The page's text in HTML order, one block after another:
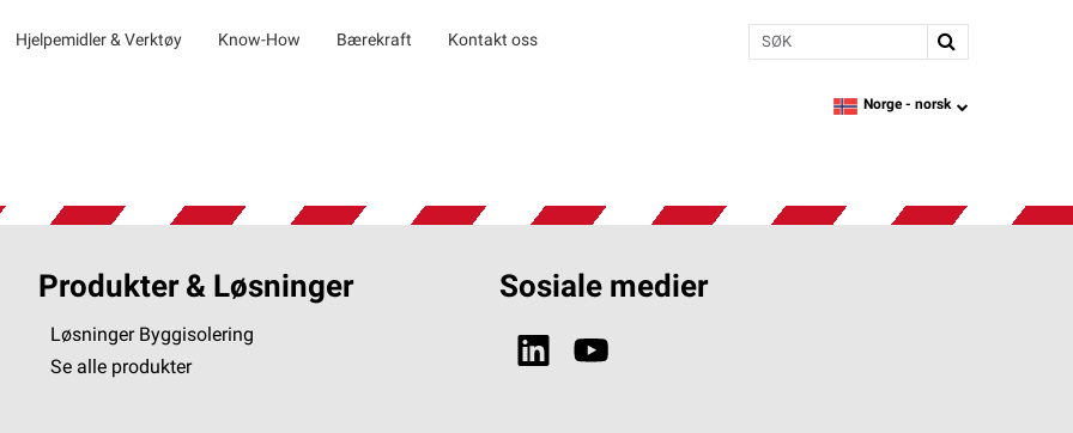
Hjelpemidler & Verktøy Know-How Bærekraft Kontakt oss Søk
language
Norge - norsk
Produkter & Løsninger
Løsninger Byggisolering
Se alle produkter
Sosiale medier